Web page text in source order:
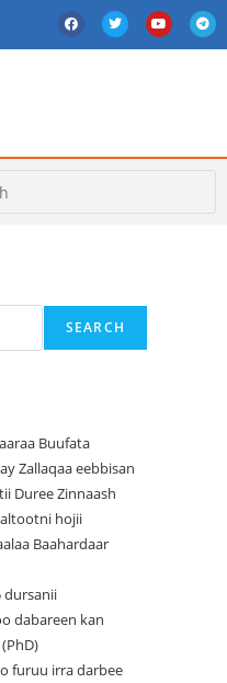
SEARCH
Buufata
Zallaqaa eebbisan
Duree Zinnaash
hojii
Baahardaar
dursanii
dabareen kan
furuu irra darbee